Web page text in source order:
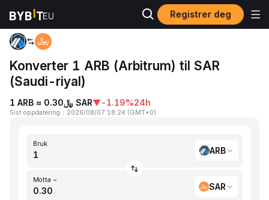
Registrer deg
Hjem ARB to SAR
Konverter 1 ARB (Arbitrum) til SAR
(Saudi-riyal)
1 ARB ≈ ﷼0.30 SAR▼-1.19%24h
Sist oppdatering ： 2026/08/07 18:24 (GMT+0)
Bruk
ARB
Motta ~
SAR